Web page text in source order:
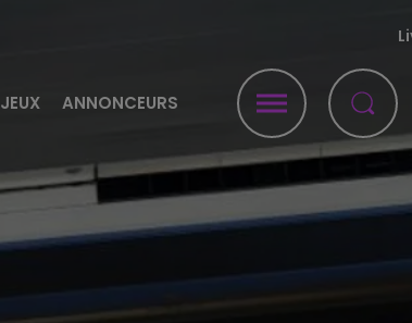
JEUX ANNONCEURS